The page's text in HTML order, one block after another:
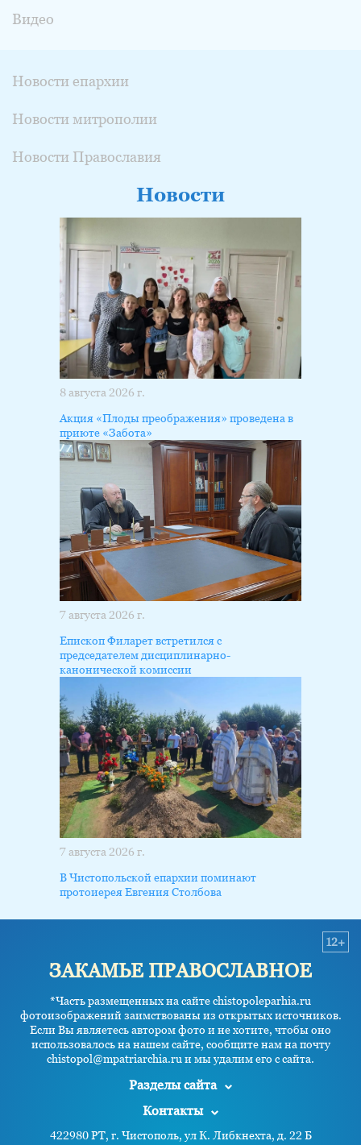
Видео
Новости епархии
Новости митрополии
Новости Православия
Новости
8 августа 2026 г.
Акция «Плоды преображения» проведена в
приюте «Забота»
7 августа 2026 г.
Епископ Филарет встретился с
председателем дисциплинарно-
канонической комиссии
7 августа 2026 г.
В Чистопольской епархии поминают
протоиерея Евгения Столбова
ЗАКАМЬЕ ПРАВОСЛАВНОЕ
*Часть размещенных на сайте chistopoleparhia.ru
фотоизображений заимствованы из открытых источников.
Если Вы являетесь автором фото и не хотите, чтобы оно
использовалось на нашем сайте, сообщите нам на почту
chistopol@mpatriarchia.ru и мы удалим его с сайта.
12+
Разделы сайта
Контакты
422980 РТ, г. Чистополь, ул К. Либкнехта, д. 22 Б